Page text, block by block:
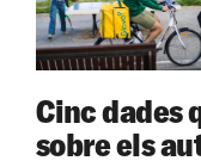
Cinc dades
sobre els